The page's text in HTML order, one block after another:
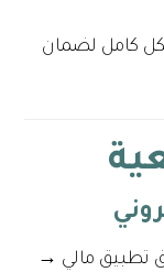
كامل لضمان
تطبيق مالي →